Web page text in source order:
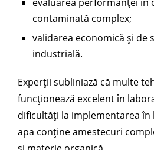
contaminată complex;
validarea economică și de
industrială.
Experții subliniază că multe
funcționează excelent în
dificultăți la implementarea în
apa conține amestecuri